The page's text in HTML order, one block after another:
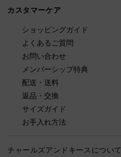
カスタマーケア
ショッピングガイド
よくあるご質問
お問い合わせ
メンバーシップ特典
配送・送料
返品・交換
サイズガイド
お手入れ方法
チャールズアンドキースについて